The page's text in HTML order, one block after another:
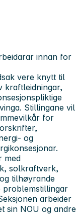
innan for
vere knytt til
kraftleidningar,
Stillingane vil
for
og
med
solkraftverk,
tilhøyrande
problemstillingar
arbeider
sin NOU og andre